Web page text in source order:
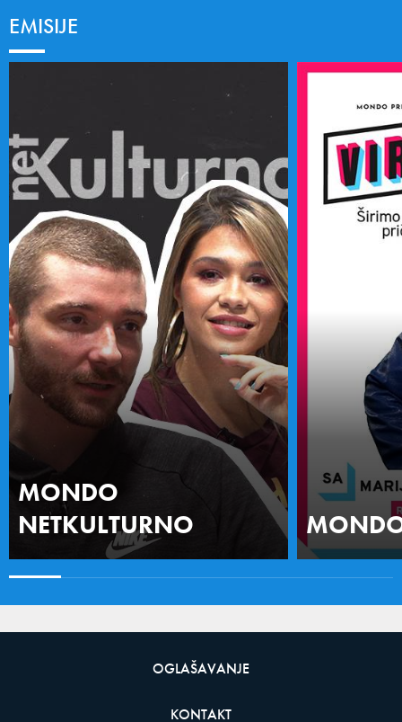
EMISIJE
MONDO
NETKULTURNO
OGLAŠAVANJE
KONTAKT